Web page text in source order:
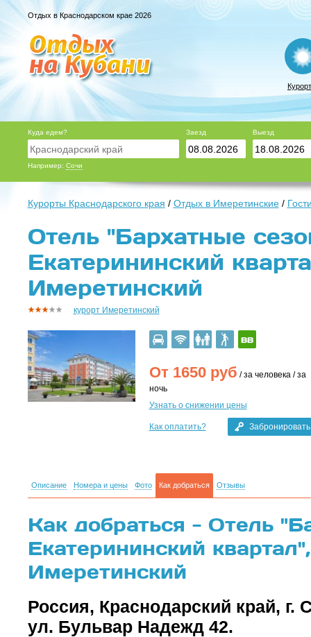
Отдых в Краснодарском крае 2026
Куда едем?
Например: Сочи
Заезд Выезд
Курорты Краснодарского края / Отдых в Имеретинские/
Отель "Бархатные
Екатерининский
Имеретинский
курорт Имеретинский
От 1650руб / за человека / за
ночь
Узнать о снижении цены
Как оплатить? Забронировать
Описание Номера и цены Фото Как добраться Отзывы
Как добраться - Отель
Екатерининский
Имеретинский
Россия, Краснодарский край,
ул. Бульвар Надежд 42.